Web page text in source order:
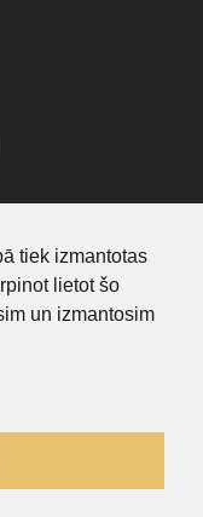
tiek izmantotas
lietot šo
un izmantosim